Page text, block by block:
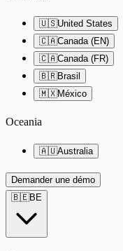
🇺🇸United States
🇨🇦Canada (EN)
🇨🇦Canada (FR)
🇧🇷Brasil
🇲🇽México
Oceania
🇦🇺Australia
Demander une démo
🇧🇪BE